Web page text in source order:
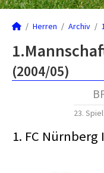
Herren Archiv
(2004/05)
23.
1. FC Nürnberg